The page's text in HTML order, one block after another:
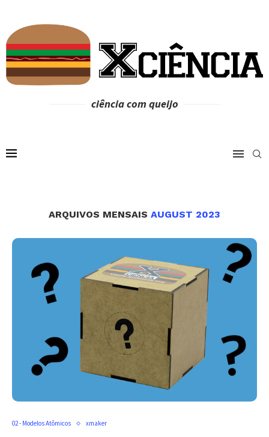
ciência com queijo
ARQUIVOS MENSAIS AUGUST 2023
02 - Modelos Atômicos xmaker